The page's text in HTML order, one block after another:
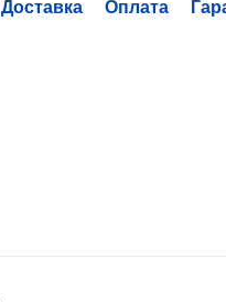
Доставка
Оплата